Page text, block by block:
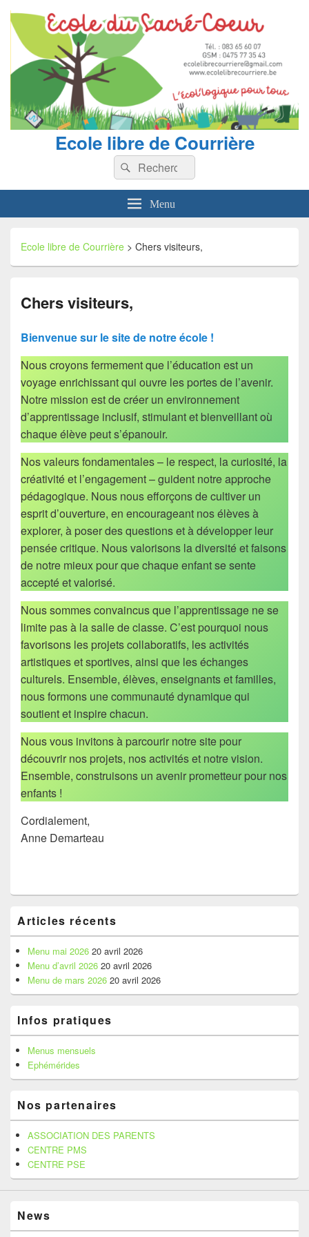
Ecole libre de Courrière
Recherche :
Rechercher
Menu
Ecole libre de Courrière > Chers visiteurs,
Chers visiteurs,
Bienvenue sur le site de notre école !
Nous croyons fermement que l’éducation est un
voyage enrichissant qui ouvre les portes de l’avenir.
Notre mission est de créer un environnement
d’apprentissage inclusif, stimulant et bienveillant où
chaque élève peut s’épanouir.
Nos valeurs fondamentales – le respect, la curiosité, la
créativité et l’engagement – guident notre approche
pédagogique. Nous nous efforçons de cultiver un
esprit d’ouverture, en encourageant nos élèves à
explorer, à poser des questions et à développer leur
pensée critique. Nous valorisons la diversité et faisons
de notre mieux pour que chaque enfant se sente
accepté et valorisé.
Nous sommes convaincus que l’apprentissage ne se
limite pas à la salle de classe. C’est pourquoi nous
favorisons les projets collaboratifs, les activités
artistiques et sportives, ainsi que les échanges
culturels. Ensemble, élèves, enseignants et familles,
nous formons une communauté dynamique qui
soutient et inspire chacun.
Nous vous invitons à parcourir notre site pour
découvrir nos projets, nos activités et notre vision.
Ensemble, construisons un avenir prometteur pour nos
enfants !
Cordialement,
Anne Demarteau
principale
de
widget
pour
barre
latérale
Articles récents
Menu mai 2026 20 avril 2026
Menu d’avril 2026 20 avril 2026
Menu de mars 2026 20 avril 2026
Infos pratiques
Menus mensuels
Ephémérides
Nos partenaires
ASSOCIATION DES PARENTS
CENTRE PMS
CENTRE PSE
News